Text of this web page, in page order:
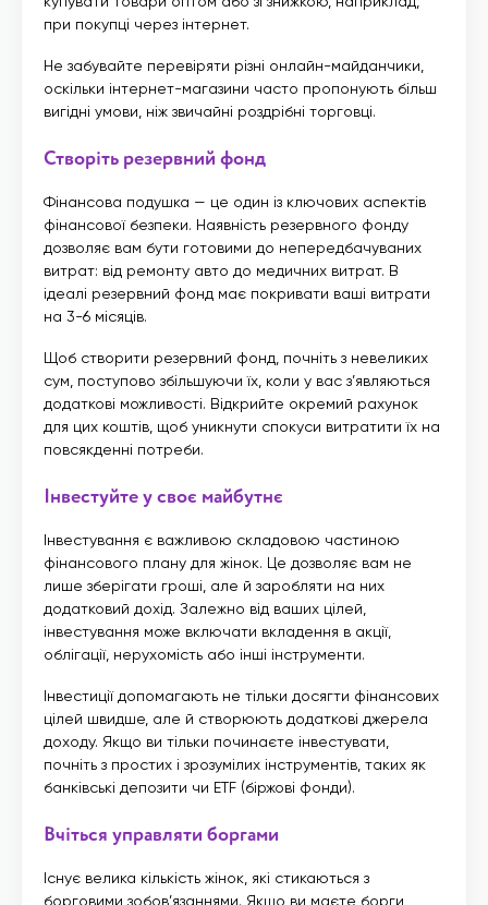
при покупці через інтернет.
Не забувайте перевіряти різні онлайн-майданчики,
оскільки інтернет-магазини часто пропонують більш
вигідні умови, ніж звичайні роздрібні торговці.
Створіть резервний фонд
Фінансова подушка — це один із ключових аспектів
фінансової безпеки. Наявність резервного фонду
дозволяє вам бути готовими до непередбачуваних
витрат: від ремонту авто до медичних витрат. В
ідеалі резервний фонд має покривати ваші витрати
на 3-6 місяців.
Щоб створити резервний фонд, почніть з невеликих
сум, поступово збільшуючи їх, коли у вас з’являються
додаткові можливості. Відкрийте окремий рахунок
для цих коштів, щоб уникнути спокуси витратити їх на
повсякденні потреби.
Інвестуйте у своє майбутнє
Інвестування є важливою складовою частиною
фінансового плану для жінок. Це дозволяє вам не
лише зберігати гроші, але й заробляти на них
додатковий дохід. Залежно від ваших цілей,
інвестування може включати вкладення в акції,
облігації, нерухомість або інші інструменти.
Інвестиції допомагають не тільки досягти фінансових
цілей швидше, але й створюють додаткові джерела
доходу. Якщо ви тільки починаєте інвестувати,
почніть з простих і зрозумілих інструментів, таких як
банківські депозити чи ETF (біржові фонди).
Вчіться управляти боргами
Існує велика кількість жінок, які стикаються з
борговими зобов’язаннями. Якщо ви маєте борги,